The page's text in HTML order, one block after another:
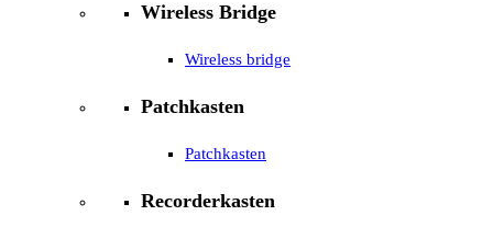
Wireless Bridge
Wireless bridge
Patchkasten
Patchkasten
Recorderkasten